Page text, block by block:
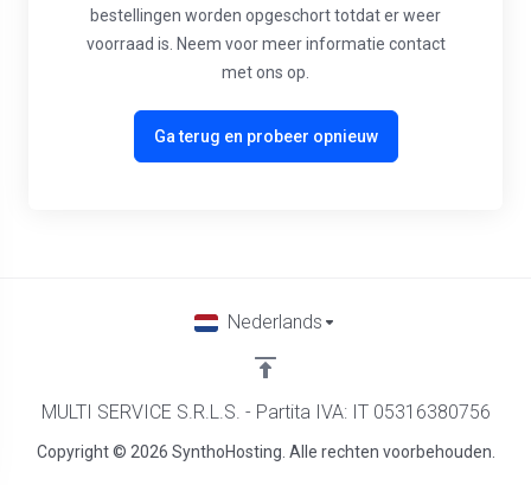
bestellingen worden opgeschort totdat er weer
voorraad is. Neem voor meer informatie contact
met ons op.
Ga terug en probeer opnieuw
Copyright © 2026 SynthoHosting. Alle rechten voorbehouden.
Nederlands
MULTI SERVICE S.R.L.S. - Partita IVA: IT 05316380756